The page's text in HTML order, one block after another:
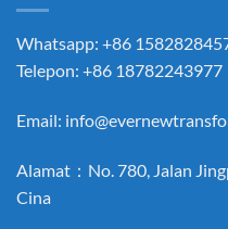
Whatsapp: +86
Telepon: +86 18782243977
Email:
Alamat：No. 780, Jalan
Cina